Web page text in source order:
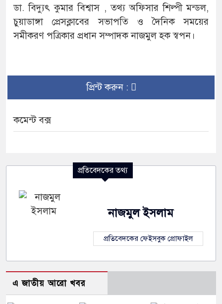
ডা. বিদ্যুৎ কুমার বিশ্বাস , তথ্য অফিসার শিল্পী মন্ডল,
চুয়াডাঙ্গা প্রেসক্লাবের সভাপতি ও দৈনিক সময়ের
সমীকরণ পত্রিকার প্রধান সম্পাদক নাজমুল হক স্বপন।
প্রিন্ট করুন :
কমেন্ট বক্স
প্রতিবেদকের তথ্য
নাজমুল ইসলাম
প্রতিবেদকের ফেইসবুক প্রোফাইল
এ জাতীয় আরো খবর